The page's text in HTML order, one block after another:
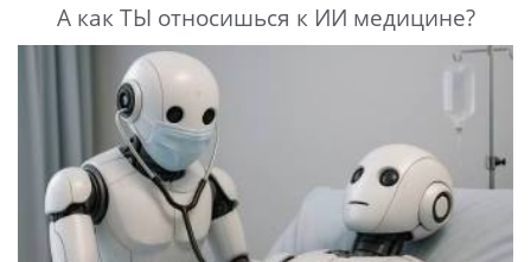
А как ТЫ относишься к ИИ медицине?